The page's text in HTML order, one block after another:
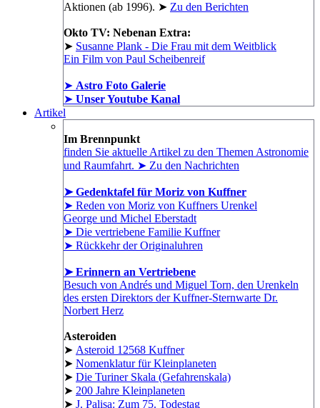
Aktionen (ab 1996). ➤ Zu den Berichten
Okto TV: Nebenan Extra:
➤ Susanne Plank - Die Frau mit dem Weitblick
Ein Film von Paul Scheibenreif
➤ Astro Foto Galerie
➤ Unser Youtube Kanal
Artikel
Im Brennpunkt
finden Sie aktuelle Artikel zu den Themen Astronomie
und Raumfahrt. ➤ Zu den Nachrichten
➤ Gedenktafel für Moriz von Kuffner
➤ Reden von Moriz von Kuffners Urenkel
George und Michel Eberstadt
➤ Die vertriebene Familie Kuffner
➤ Rückkehr der Originaluhren
➤ Erinnern an Vertriebene
Besuch von Andrés und Miguel Torn, den Urenkeln
des ersten Direktors der Kuffner-Sternwarte Dr.
Norbert Herz
Asteroiden
➤ Asteroid 12568 Kuffner
➤ Nomenklatur für Kleinplaneten
➤ Die Turiner Skala (Gefahrenskala)
➤ 200 Jahre Kleinplaneten
➤ J. Palisa: Zum 75. Todestag